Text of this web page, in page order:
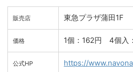
販売店 東急プラザ蒲田1F
価格 1個：162円 4個入
公式HP https://